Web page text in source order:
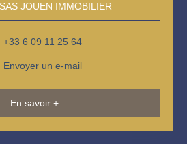
JOUEN IMMOBILIER
+33 6 09 11 25 64
Envoyer un e-mail
En savoir +